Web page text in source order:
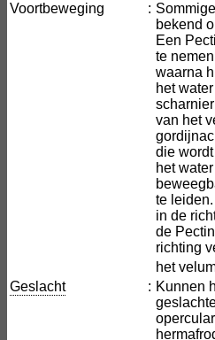
Voortbeweging :
bekend
Een
te
waarna
het
van het
die
het
te
in de
de
richting
het
Geslacht : Kunnen